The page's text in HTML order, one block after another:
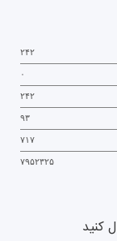
۲۴۲
۰
۲۴۲
۹۳
۷۱۷
۷۹۵۲۳۲۵
کنید